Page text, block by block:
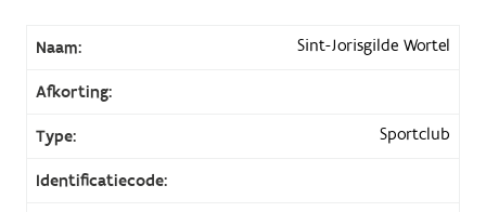
Naam: Sint-Jorisgilde Wortel
Afkorting:
Type: Sportclub
Identificatiecode: